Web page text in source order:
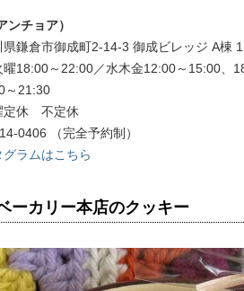
ンチョア）
鎌倉市御成町2-14-3 御成ビレッジ A棟
曜18:00～22:00／水木金12:00～15:00、
～21:30
定休 不定休
0406 （完全予約制）
ラムはこちら
ーカリー本店のクッキー